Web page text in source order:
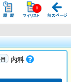
内科